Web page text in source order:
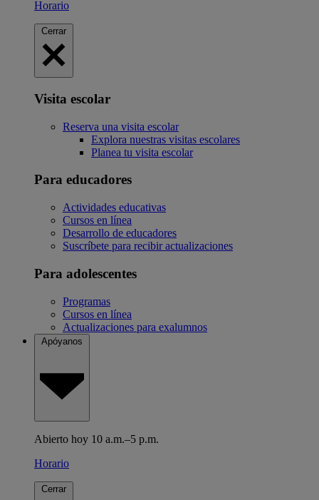
Horario
Cerrar
Visita escolar
Reserva una visita escolar
Explora nuestras visitas escolares
Planea tu visita escolar
Para educadores
Actividades educativas
Cursos en línea
Desarrollo de educadores
Suscríbete para recibir actualizaciones
Para adolescentes
Programas
Cursos en línea
Actualizaciones para exalumnos
Apóyanos
Abierto hoy 10 a.m.–5 p.m.
Horario
Cerrar